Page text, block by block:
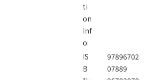
ti
on
Inf
o:
IS
B
97896702
07889